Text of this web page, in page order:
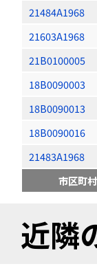
21484A1968
21603A1968
21B0100005
18B0090003
18B0090013
18B0090016
21483A1968
市区町
近隣